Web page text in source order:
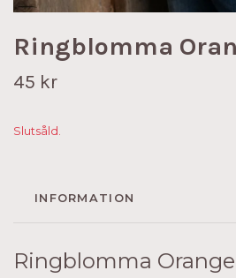
Ringblomma
45 kr
Slutsåld.
INFORMATION
Ringblomma